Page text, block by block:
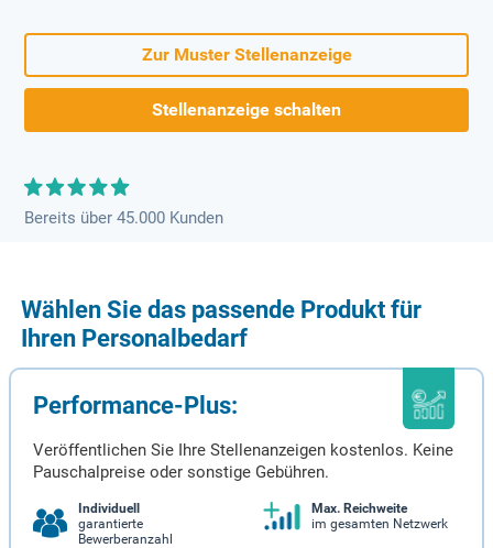
Zur Muster Stellenanzeige
Stellenanzeige schalten
Bereits über 45.000 Kunden
Wählen Sie das passende Produkt für
Ihren Personalbedarf
Performance-Plus:
Veröffentlichen Sie Ihre Stellenanzeigen kostenlos. Keine
Pauschalpreise oder sonstige Gebühren.
Individuell
garantierte
Bewerberanzahl
Max. Reichweite
im gesamten Netzwerk